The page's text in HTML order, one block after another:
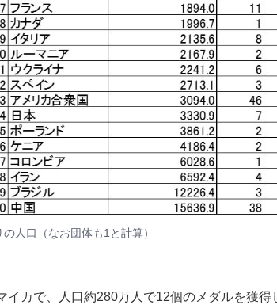
の人口（なお団体も1と計算）
イカで、 人口約280万人で12個のメダルを獲得